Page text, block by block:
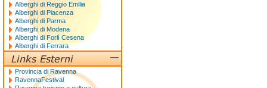
Alberghi di Reggio Emilia
Alberghi di Piacenza
Alberghi di Parma
Alberghi di Modena
Alberghi di Forlì Cesena
Alberghi di Ferrara
Provincia di Ravenna
RavennaFestival